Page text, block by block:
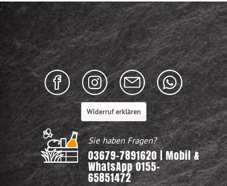
Widerruf erklären
Sie haben Fragen?
03679-7891620 | Mobil &
WhatsApp 0155-
65851472